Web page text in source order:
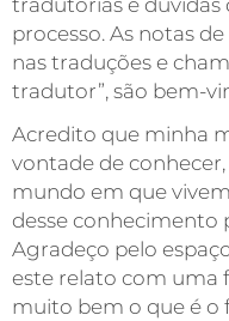
tradutórias e
processo. As notas
nas traduções e
tradutor”, são bem-
Acredito que minha
vontade de
mundo em que
desse conhecimento
Agradeço pelo
este relato com uma
muito bem o que é o